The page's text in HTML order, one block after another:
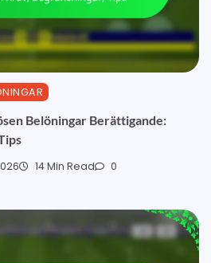
Belöningar Berättigande:
14 Min Read 0